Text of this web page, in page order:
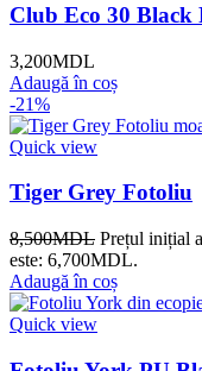
Club Eco 30 Black
3,200MDL
Adaugă în coș
-21%
Quick view
Tiger Grey Fotoliu
8,500MDL Prețul inițial
este: 6,700MDL.
Adaugă în coș
Quick view